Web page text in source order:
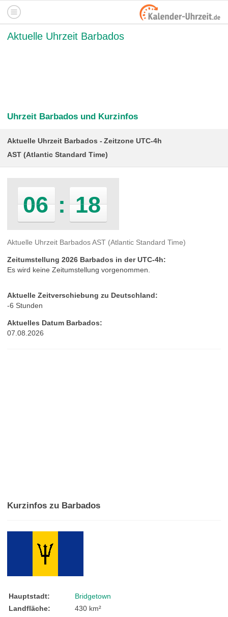
Aktuelle Uhrzeit Barbados
Uhrzeit Barbados und Kurzinfos
Aktuelle Uhrzeit Barbados Zeitzone UTC-4h
AST (Atlantic Standard Time)
06 : 18
Aktuelle Uhrzeit Barbados AST (Atlantic Standard Time)
Zeitumstellung 2026 Barbados in der UTC-4h:
Es wird keine Zeitumstellung vorgenommen.
Aktuelle Zeitverschiebung zu Deutschland:
-6 Stunden
Aktuelles Datum Barbados:
07.08.2026
Kurzinfos zu Barbados
Hauptstadt:
Bridgetown
Landfläche:
430 km²